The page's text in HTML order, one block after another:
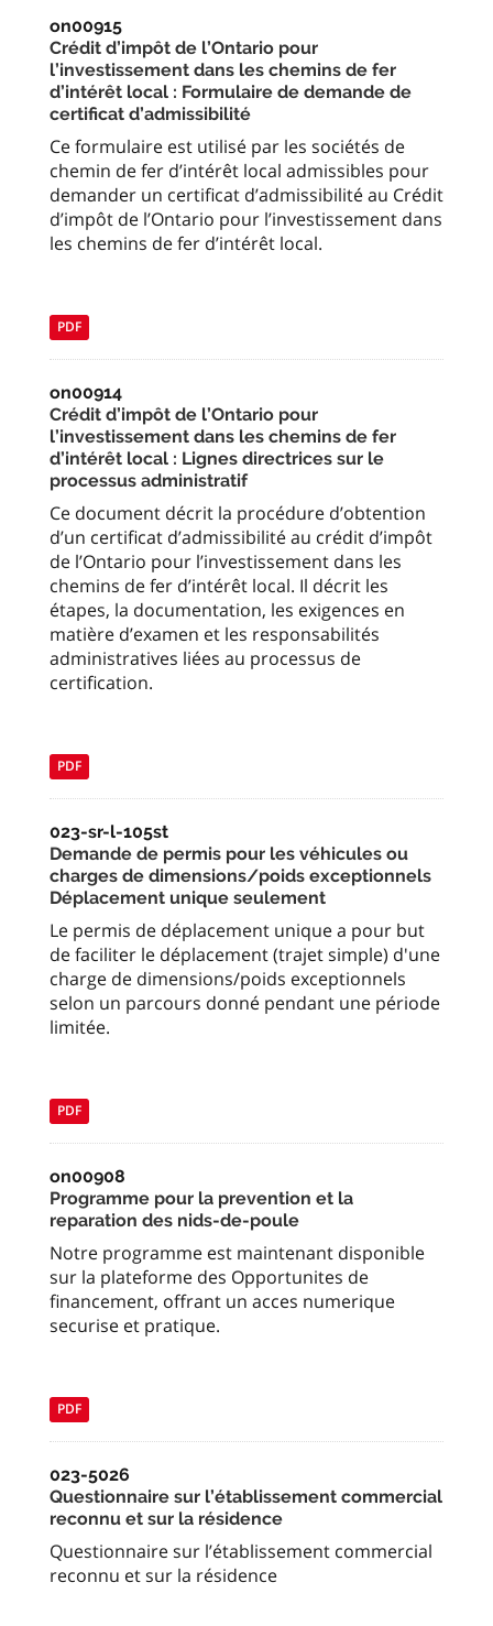
on00915
Crédit d’impôt de l’Ontario pour
l’investissement dans les chemins de fer
d’intérêt local : Formulaire de demande de
certificat d’admissibilité
Ce formulaire est utilisé par les sociétés de
chemin de fer d’intérêt local admissibles pour
demander un certificat d’admissibilité au Crédit
d’impôt de l’Ontario pour l’investissement dans
les chemins de fer d’intérêt local.
PDF
on00914
Crédit d’impôt de l’Ontario pour
l’investissement dans les chemins de fer
d’intérêt local : Lignes directrices sur le
processus administratif
Ce document décrit la procédure d’obtention
d’un certificat d’admissibilité au crédit d’impôt
de l’Ontario pour l’investissement dans les
chemins de fer d’intérêt local. Il décrit les
étapes, la documentation, les exigences en
matière d’examen et les responsabilités
administratives liées au processus de
certification.
PDF
023-sr-l-105st
Demande de permis pour les véhicules ou
charges de dimensions/poids exceptionnels
Déplacement unique seulement
Le permis de déplacement unique a pour but
de faciliter le déplacement (trajet simple) d'une
charge de dimensions/poids exceptionnels
selon un parcours donné pendant une période
limitée.
PDF
on00908
Programme pour la prevention et la
reparation des nids-de-poule
Notre programme est maintenant disponible
sur la plateforme des Opportunites de
financement, offrant un acces numerique
securise et pratique.
PDF
023-5026
Questionnaire sur l’établissement commercial
reconnu et sur la résidence
Questionnaire sur l’établissement commercial
reconnu et sur la résidence